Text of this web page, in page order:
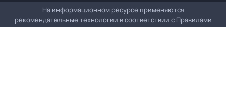
На информационном ресурсе применяются
рекомендательные технологии в соответствии с Правилами